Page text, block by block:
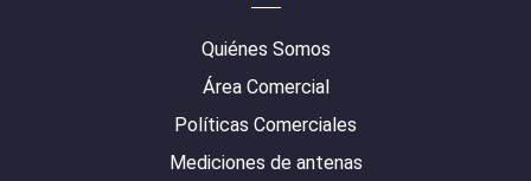
Quiénes Somos
Área Comercial
Políticas Comerciales
Mediciones de antenas